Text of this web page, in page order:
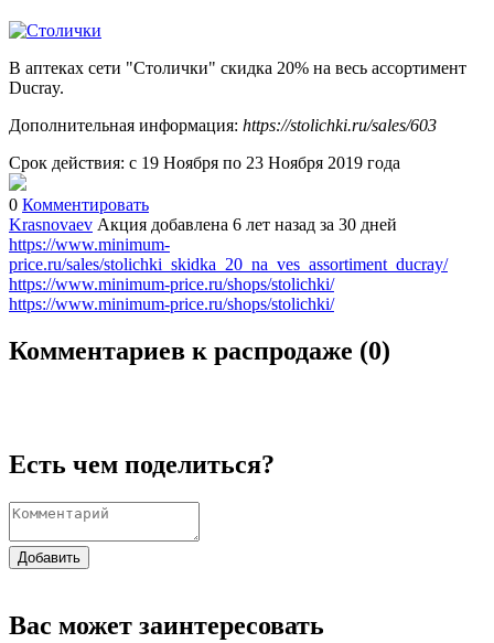
В аптеках сети "Столички" скидка 20% на весь ассортимент
Ducray.
Дополнительная информация: https://stolichki.ru/sales/603
Срок действия: с 19 Ноября по 23 Ноября 2019 года
0 Комментировать
Krasnovaev Акция добавлена 6 лет назад за 30 дней
https://www.minimum-
price.ru/sales/stolichki_skidka_20_na_ves_assortiment_ducray/
https://www.minimum-price.ru/shops/stolichki/
https://www.minimum-price.ru/shops/stolichki/
Комментариев к распродаже (0)
Есть чем поделиться?
Добавить
Вас может заинтересовать